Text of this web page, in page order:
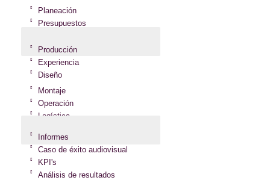
Planeación
Presupuestos
Producción
Experiencia
Diseño
Montaje
Operación
Logística
RESULTADOS
Informes
Caso de éxito audiovisual
KPI's
Análisis de resultados